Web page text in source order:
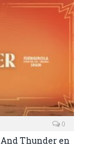
0
Thunder en